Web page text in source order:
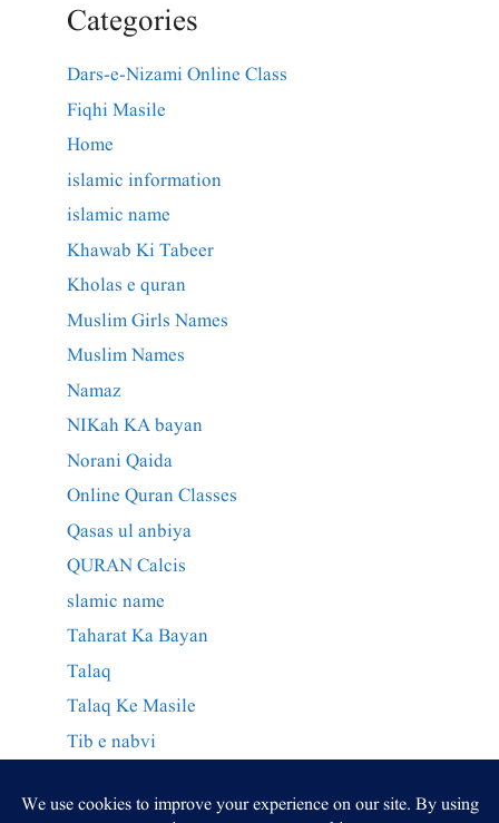
Categories
Dars-e-Nizami Online Class
Fiqhi Masile
Home
islamic information
islamic name
Khawab Ki Tabeer
Kholas e quran
Muslim Girls Names
Muslim Names
Namaz
NIKah KA bayan
Norani Qaida
Online Quran Classes
Qasas ul anbiya
QURAN Calcis
slamic name
Taharat Ka Bayan
Talaq
Talaq Ke Masile
Tib e nabvi
وراثت کے احکام